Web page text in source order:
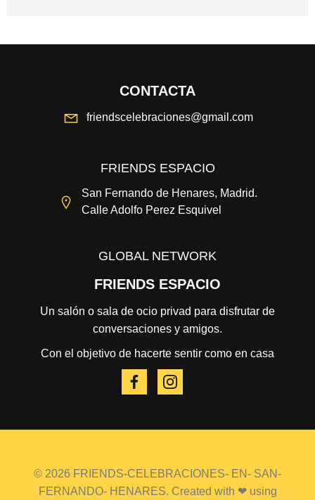
CONTACTA
friendscelebraciones@gmail.com
FRIENDS ESPACIO
San Fernando de Henares, Madrid.
Calle Adolfo Perez Esquivel
GLOBAL NETWORK
FRIENDS ESPACIO
Un salón o sala de ocio privad para disfrutar de
conversaciones y amigos.
Con el objetivo de hacerte sentir como en casa
© 2026 FRIENDS-CELEBRACIONES- EN- SAN-
FERNANDO- HENARES. Created with ❤ using